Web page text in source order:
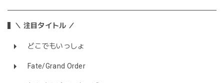
＼ 注目タイトル ／
どこでもいっしょ
Fate/Grand Order